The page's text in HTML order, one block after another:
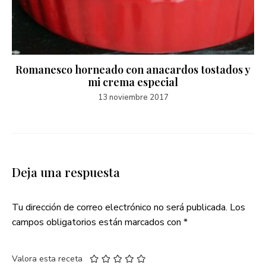
Romanesco horneado con anacardos tostados y
mi crema especial
13 noviembre 2017
Deja una respuesta
Tu dirección de correo electrónico no será publicada. Los
campos obligatorios están marcados con *
Valora esta receta